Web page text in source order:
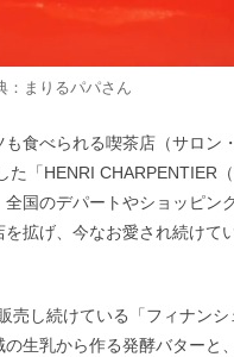
： まりるパパさん
食べられる喫茶店（サロン
た「HENRI CHARPENTIER
国のデパートやショッピン
拡げ、今なお愛され続けて
売し続けている「フィナンシ
生乳から作る発酵バターと